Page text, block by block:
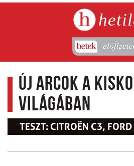
Új arcok a
világában
TESZT: CITROËN C3, FORD